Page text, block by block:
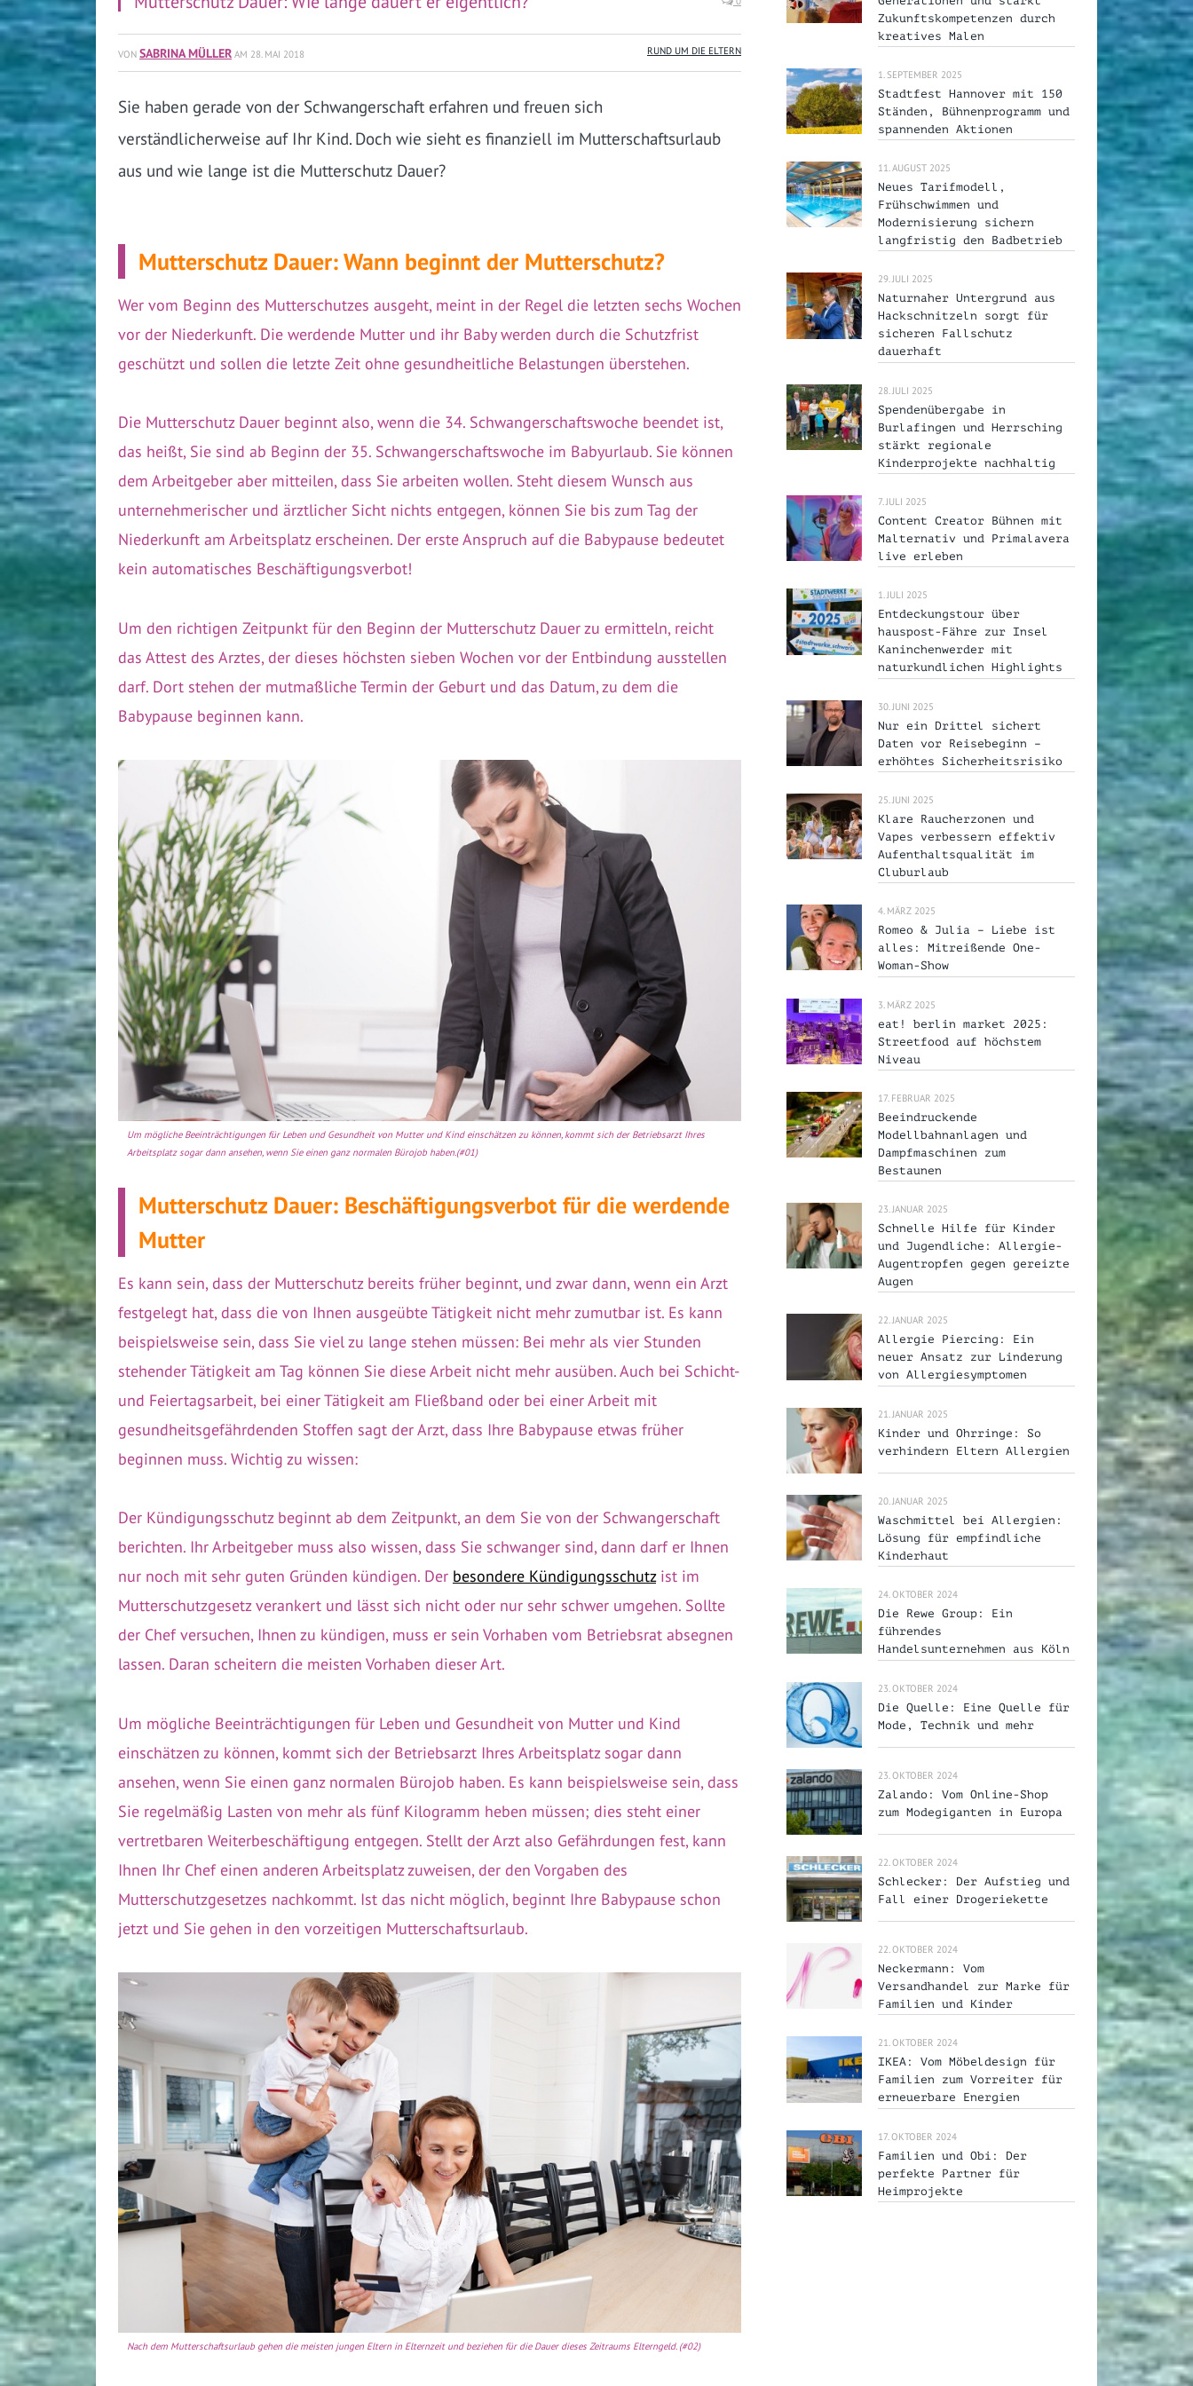
VON SABRINA MÜLLER AM 28. MAI 2018 RUND UM DIE ELTERN
Sie haben gerade von der Schwangerschaft erfahren und freuen sich
verständlicherweise auf Ihr Kind. Doch wie sieht es finanziell im Mutterschaftsurlaub
aus und wie lange ist die Mutterschutz Dauer?
Mutterschutz Dauer: Wann beginnt der Mutterschutz?
Wer vom Beginn des Mutterschutzes ausgeht, meint in der Regel die letzten sechs Wochen
vor der Niederkunft. Die werdende Mutter und ihr Baby werden durch die Schutzfrist
geschützt und sollen die letzte Zeit ohne gesundheitliche Belastungen überstehen.
Die Mutterschutz Dauer beginnt also, wenn die 34. Schwangerschaftswoche beendet ist,
das heißt, Sie sind ab Beginn der 35. Schwangerschaftswoche im Babyurlaub. Sie können
dem Arbeitgeber aber mitteilen, dass Sie arbeiten wollen. Steht diesem Wunsch aus
unternehmerischer und ärztlicher Sicht nichts entgegen, können Sie bis zum Tag der
Niederkunft am Arbeitsplatz erscheinen. Der erste Anspruch auf die Babypause bedeutet
kein automatisches Beschäftigungsverbot!
Um den richtigen Zeitpunkt für den Beginn der Mutterschutz Dauer zu ermitteln, reicht
das Attest des Arztes, der dieses höchsten sieben Wochen vor der Entbindung ausstellen
darf. Dort stehen der mutmaßliche Termin der Geburt und das Datum, zu dem die
Babypause beginnen kann.
Um mögliche Beeinträchtigungen für Leben und Gesundheit von Mutter und Kind einschätzen zu können, kommt sich der Betriebsarzt Ihres
Arbeitsplatz sogar dann ansehen, wenn Sie einen ganz normalen Bürojob haben.(#01)
Mutterschutz Dauer: Beschäftigungsverbot für die werdende
Mutter
Es kann sein, dass der Mutterschutz bereits früher beginnt, und zwar dann, wenn ein Arzt
festgelegt hat, dass die von Ihnen ausgeübte Tätigkeit nicht mehr zumutbar ist. Es kann
beispielsweise sein, dass Sie viel zu lange stehen müssen: Bei mehr als vier Stunden
stehender Tätigkeit am Tag können Sie diese Arbeit nicht mehr ausüben. Auch bei Schicht-
und Feiertagsarbeit, bei einer Tätigkeit am Fließband oder bei einer Arbeit mit
gesundheitsgefährdenden Stoffen sagt der Arzt, dass Ihre Babypause etwas früher
beginnen muss. Wichtig zu wissen:
Der Kündigungsschutz beginnt ab dem Zeitpunkt, an dem Sie von der Schwangerschaft
berichten. Ihr Arbeitgeber muss also wissen, dass Sie schwanger sind, dann darf er Ihnen
nur noch mit sehr guten Gründen kündigen. Der besondere Kündigungsschutzist im
Mutterschutzgesetz verankert und lässt sich nicht oder nur sehr schwer umgehen. Sollte
der Chef versuchen, Ihnen zu kündigen, muss er sein Vorhaben vom Betriebsrat absegnen
lassen. Daran scheitern die meisten Vorhaben dieser Art.
Um mögliche Beeinträchtigungen für Leben und Gesundheit von Mutter und Kind
einschätzen zu können, kommt sich der Betriebsarzt Ihres Arbeitsplatz sogar dann
ansehen, wenn Sie einen ganz normalen Bürojob haben. Es kann beispielsweise sein, dass
Sie regelmäßig Lasten von mehr als fünf Kilogramm heben müssen; dies steht einer
vertretbaren Weiterbeschäftigung entgegen. Stellt der Arzt also Gefährdungen fest, kann
Ihnen Ihr Chef einen anderen Arbeitsplatz zuweisen, der den Vorgaben des
Mutterschutzgesetzes nachkommt. Ist das nicht möglich, beginnt Ihre Babypause schon
jetzt und Sie gehen in den vorzeitigen Mutterschaftsurlaub.
Nach dem Mutterschaftsurlaub gehen die meisten jungen Eltern in Elternzeit und beziehen für die Dauer dieses Zeitraums Elterngeld. (#02)
Zukunftskompetenzen durch
kreatives Malen
1. SEPTEMBER 2025
Stadtfest Hannover mit 150
Ständen, Bühnenprogramm und
spannenden Aktionen
11. AUGUST 2025
Neues Tarifmodell,
Frühschwimmen und
Modernisierung sichern
langfristig den Badbetrieb
29. JULI 2025
Naturnaher Untergrund aus
Hackschnitzeln sorgt für
sicheren Fallschutz
dauerhaft
28. JULI 2025
Spendenübergabe in
Burlafingen und Herrsching
stärkt regionale
Kinderprojekte nachhaltig
7. JULI 2025
Content Creator Bühnen mit
Malternativ und Primalavera
live erleben
1. JULI 2025
Entdeckungstour über
hauspost-Fähre zur Insel
Kaninchenwerder mit
naturkundlichen Highlights
30. JUNI 2025
Nur ein Drittel sichert
Daten vor Reisebeginn –
erhöhtes Sicherheitsrisiko
25. JUNI 2025
Klare Raucherzonen und
Vapes verbessern effektiv
Aufenthaltsqualität im
Cluburlaub
4. MÄRZ 2025
Romeo & Julia – Liebe ist
alles: Mitreißende One-
Woman-Show
3. MÄRZ 2025
eat! berlin market 2025:
Streetfood auf höchstem
Niveau
17. FEBRUAR 2025
Beeindruckende
Modellbahnanlagen und
Dampfmaschinen zum
Bestaunen
23. JANUAR 2025
Schnelle Hilfe für Kinder
und Jugendliche: Allergie-
Augentropfen gegen gereizte
Augen
22. JANUAR 2025
Allergie Piercing: Ein
neuer Ansatz zur Linderung
von Allergiesymptomen
21. JANUAR 2025
Kinder und Ohrringe: So
verhindern Eltern Allergien
20. JANUAR 2025
Waschmittel bei Allergien:
Lösung für empfindliche
Kinderhaut
24. OKTOBER 2024
Die Rewe Group: Ein
führendes
Handelsunternehmen aus Köln
23. OKTOBER 2024
Die Quelle: Eine Quelle für
Mode, Technik und mehr
23. OKTOBER 2024
Zalando: Vom Online-Shop
zum Modegiganten in Europa
22. OKTOBER 2024
Schlecker: Der Aufstieg und
Fall einer Drogeriekette
22. OKTOBER 2024
Neckermann: Vom
Versandhandel zur Marke für
Familien und Kinder
21. OKTOBER 2024
IKEA: Vom Möbeldesign für
Familien zum Vorreiter für
erneuerbare Energien
17. OKTOBER 2024
Familien und Obi: Der
perfekte Partner für
Heimprojekte